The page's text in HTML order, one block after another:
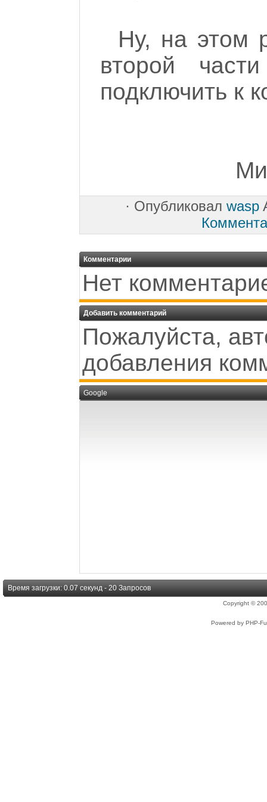
Ну, на этом
второй
подключить к
· Опубликовал wasp
Комментарии
Нет
Добавить комментарий
Пожалуйста,
добавления
Google
Время загрузки: 0.07 секунд - 20 Запросов
Copyright ©
Powered by PHP-